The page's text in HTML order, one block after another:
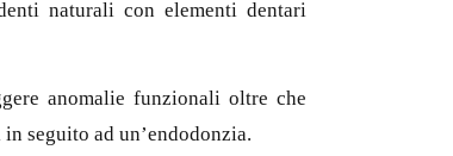
naturali con elementi dentari
anomalie funzionali oltre che
seguito ad un’endodonzia.